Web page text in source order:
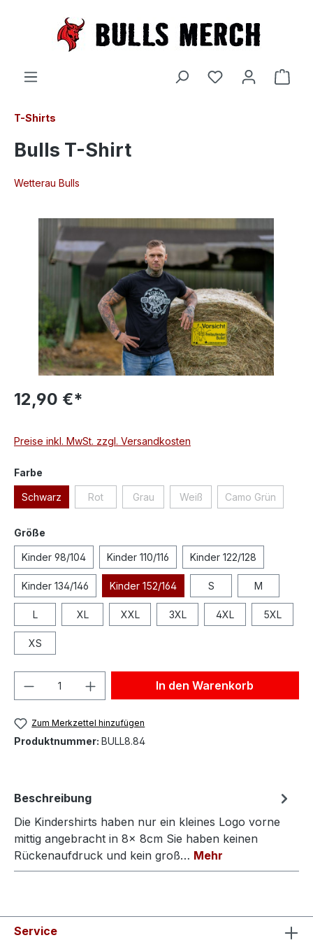
springen
T-Shirts
Bulls T-Shirt
Wetterau Bulls
12,90 €*
Preise inkl. MwSt. zzgl. Versandkosten
Farbe
Schwarz Rot Grau Weiß Camo Grün
Größe
Kinder 98/104 Kinder 110/116 Kinder 122/128
Kinder 134/146 Kinder 152/164 S M
L XL XXL 3XL 4XL 5XL
XS
In den Warenkorb
Zum Merkzettel hinzufügen
Produktnummer: BULL8.84
Beschreibung
Die Kindershirts haben nur ein kleines Logo vorne
mittig angebracht in 8x 8cm Sie haben keinen
Rückenaufdruck und kein groß… Mehr
Service